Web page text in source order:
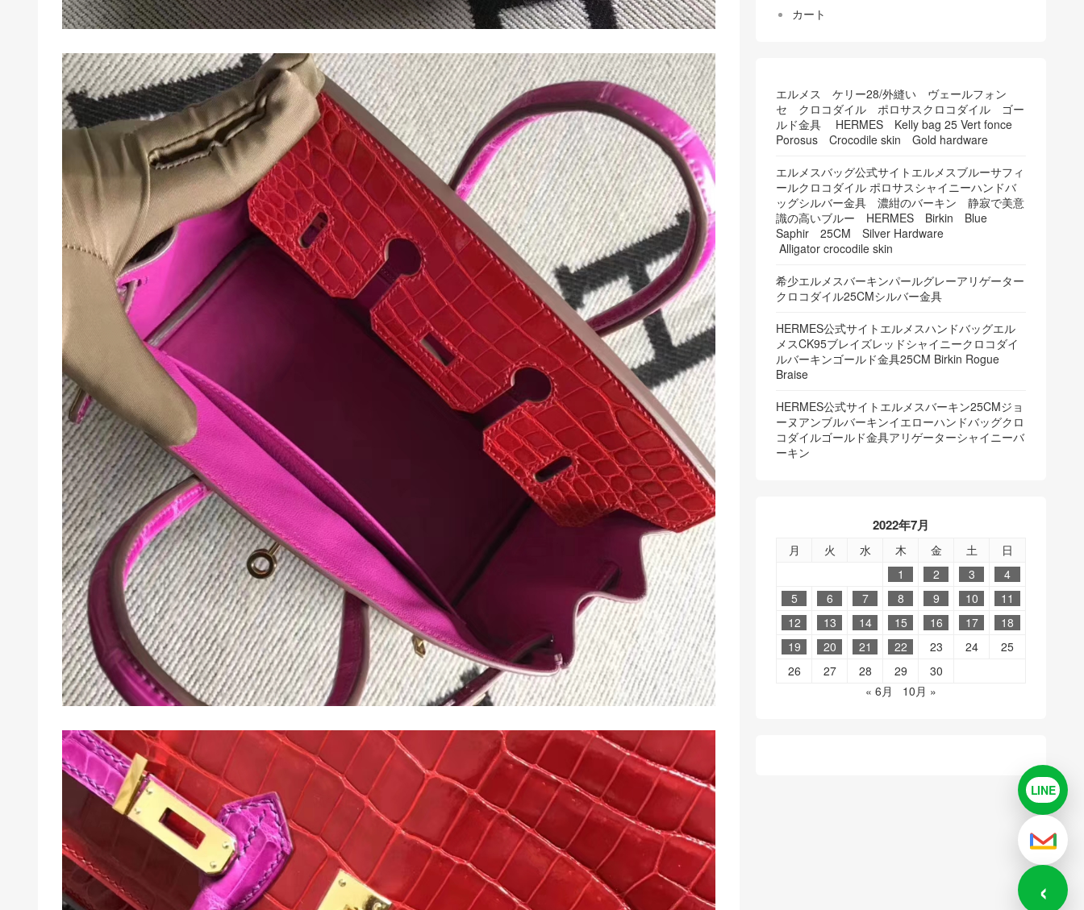
カート
エルメス ケリー28/外縫い ヴェールフォン
セ クロコダイル ポロサスクロコダイル ゴー
ルド金具 HERMES Kelly bag 25 Vert fonce
Porosus Crocodile skin Gold hardware
エルメスバッグ公式サイトエルメスブルーサフィ
ールクロコダイル ポロサスシャイニーハンドバ
ッグシルバー金具 濃紺のバーキン 静寂で美意
識の高いブルー HERMES Birkin Blue
Saphir 25CM Silver Hardware
Alligator crocodile skin
希少エルメスバーキンパールグレーアリゲーター
クロコダイル25CMシルバー金具
HERMES公式サイトエルメスハンドバッグエル
メスCK95ブレイズレッドシャイニークロコダイ
ルバーキンゴールド金具25CM Birkin Rogue
Braise
HERMES公式サイトエルメスバーキン25CMジョ
ーヌアンブルバーキンイエローハンドバッグクロ
コダイルゴールド金具アリゲーターシャイニーバ
ーキン
2022年7月
月 火 水 木 金 土
日
1
2 3
4
5
6 7 8 9 10
11
12
13 14 15 16 17
18
19
20 21 22 23 24
25
26
27 28 29
30
« 6月
10月 »
LINELINEで
メール
‹